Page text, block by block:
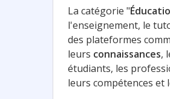
La catégorie "
l'enseignement, le
des plateformes
leurs connaissances,
étudiants, les
leurs compétences et